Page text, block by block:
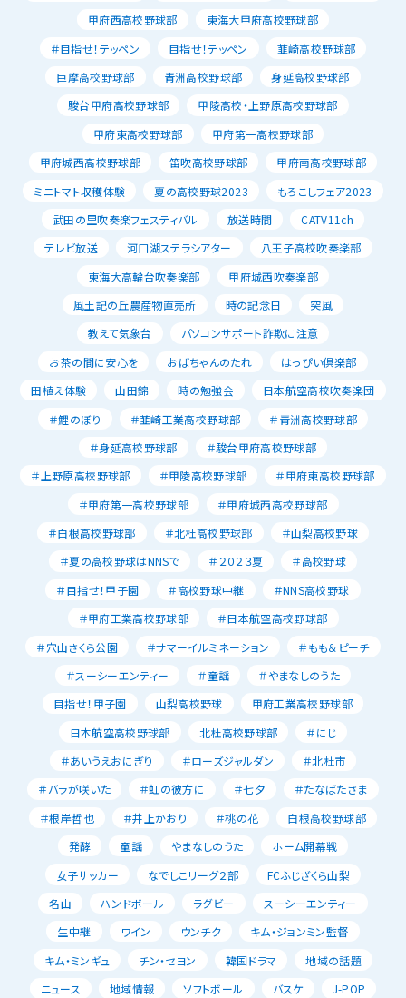
甲府西高校野球部
東海大甲府高校野球部
＃目指せ！テッペン
目指せ！テッペン
韮崎高校野球部
巨摩高校野球部
青洲高校野球部
身延高校野球部
駿台甲府高校野球部
甲陵高校・上野原高校野球部
甲府東高校野球部
甲府第一高校野球部
甲府城西高校野球部
笛吹高校野球部
甲府南高校野球部
ミニトマト収穫体験
夏の高校野球2023
もろこしフェア2023
武田の里吹奏楽フェスティバル
放送時間
CATV11ch
テレビ放送
河口湖ステラシアター
八王子高校吹奏楽部
東海大高輪台吹奏楽部
甲府城西吹奏楽部
風土記の丘農産物直売所
時の記念日
突風
教えて気象台
パソコンサポート詐欺に注意
お茶の間に安心を
おばちゃんのたれ
はっぴい倶楽部
田植え体験
山田錦 時の勉強会
日本航空高校吹奏楽団
＃鯉のぼり
＃韮崎工業高校野球部
＃青洲高校野球部
＃身延高校野球部
＃駿台甲府高校野球部
＃上野原高校野球部
＃甲陵高校野球部
＃甲府東高校野球部
＃甲府第一高校野球部
＃甲府城西高校野球部
＃白根高校野球部
＃北杜高校野球部
＃山梨高校野球
＃夏の高校野球はNNSで
＃２０２３夏
＃高校野球
＃目指せ！甲子園
＃高校野球中継
＃NNS高校野球
＃甲府工業高校野球部
＃日本航空高校野球部
＃穴山さくら公園
＃サマーイルミネーション
＃もも＆ピーチ
＃スーシーエンティー
＃童謡
＃やまなしのうた
目指せ！甲子園
山梨高校野球
甲府工業高校野球部
日本航空高校野球部
北杜高校野球部
＃にじ
＃あいうえおにぎり
＃ローズジャルダン
＃北杜市
＃バラが咲いた
＃虹の彼方に ＃七夕
＃たなばたさま
＃根岸哲也
＃井上かおり ＃桃の花
白根高校野球部
発酵
童謡 やまなしのうた
ホーム開幕戦
女子サッカー
なでしこリーグ２部
FCふじざくら山梨
名山
ハンドボール ラグビー
スーシーエンティー
生中継
ワイン ウンチク
キム・ジョンミン監督
キム・ミンギュ
チン・セヨン 韓国ドラマ
地域の話題
ニュース
地域情報 ソフトボール バスケ
J-POP